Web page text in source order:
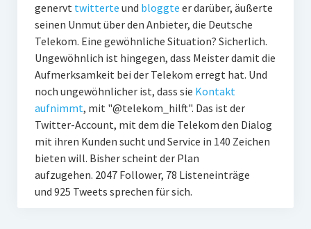
genervt twitterte und bloggte er darüber, äußerte
seinen Unmut über den Anbieter, die Deutsche
Telekom. Eine gewöhnliche Situation? Sicherlich.
Ungewöhnlich ist hingegen, dass Meister damit die
Aufmerksamkeit bei der Telekom erregt hat. Und
noch ungewöhnlicher ist, dass sie Kontakt
aufnimmt, mit "@telekom_hilft". Das ist der
Twitter-Account, mit dem die Telekom den Dialog
mit ihren Kunden sucht und Service in 140 Zeichen
bieten will. Bisher scheint der Plan
aufzugehen. 2047 Follower, 78 Listeneinträge
und 925 Tweets sprechen für sich.